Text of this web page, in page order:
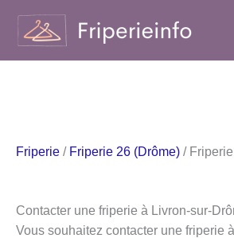
contenu
Friperie / Friperie 26 (Drôme) /
Contacter une friperie à Livron-sur-
Vous souhaitez contacter une friperie